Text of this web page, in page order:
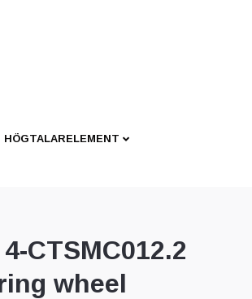
HÖGTALARELEMENT
CTSMC012.2
wheel